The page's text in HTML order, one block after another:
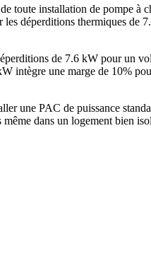
installation de pompe à
déperditions thermiques de
de 7.6 kW pour un
intègre une marge de 10%
une PAC de puissance
dans un logement bien